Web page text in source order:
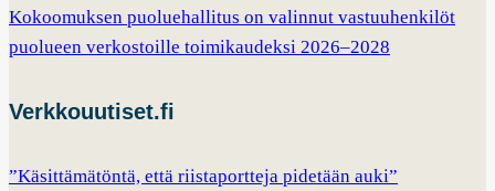
Kokoomuksen puoluehallitus on valinnut vastuuhenkilöt
puolueen verkostoille toimikaudeksi 2026–2028
Verkkouutiset.fi
”Käsittämätöntä, että riistaportteja pidetään auki”